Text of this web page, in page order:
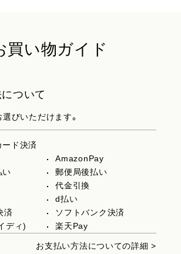
買い物ガイド
ついて
びいただけます。
ード決済
AmazonPay
い
郵便局後払い
代金引換
d払い
済
ソフトバンク決済
ディ)
楽天Pay
お支払い方法についての詳細 >